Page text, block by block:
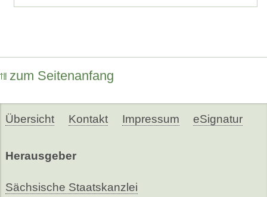
zum Seitenanfang
Übersicht Kontakt Impressum eSignatur
Herausgeber
Sächsische Staatskanzlei